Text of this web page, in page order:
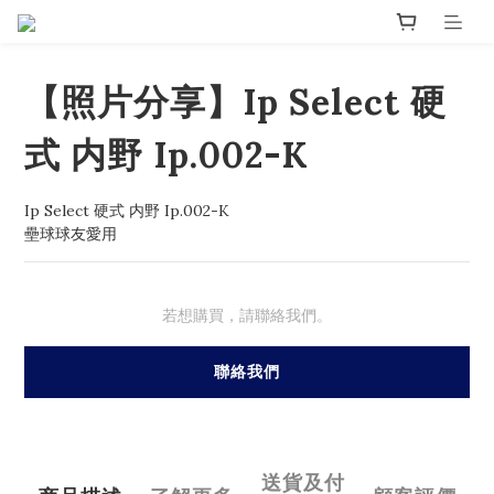
【照片分享】Ip Select 硬
式 内野 Ip.002-K
Ip Select 硬式 内野 Ip.002-K
壘球球友愛用
若想購買，請聯絡我們。
聯絡我們
送貨及付